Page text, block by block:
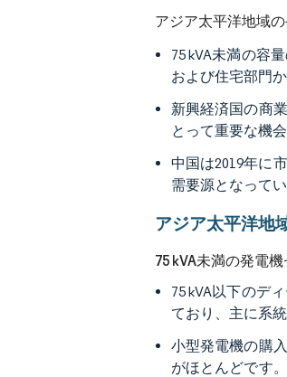
アジア太平洋地域
75 kVA未満の容
および住宅部門
新興経済国の商
とって重要な機
中国は2019年に
需要源となってい
アジア太平洋地
75 kVA未満の発電
75 kVA以下のデ
ており、主に系
小型発電機の購
がほとんどです